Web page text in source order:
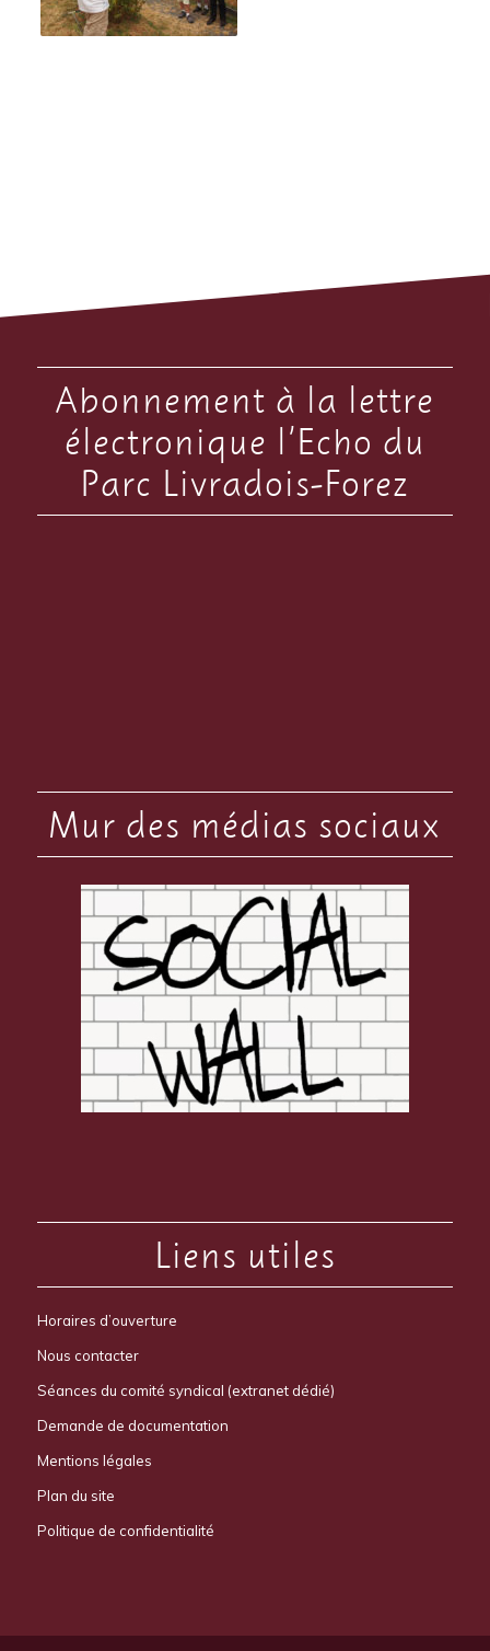
Abonnement à la lettre
électronique l’Echo du
Parc Livradois-Forez
Mur des médias sociaux
Liens utiles
Horaires d’ouverture
Nous contacter
Séances du comité syndical (extranet dédié)
Demande de documentation
Mentions légales
Plan du site
Politique de confidentialité